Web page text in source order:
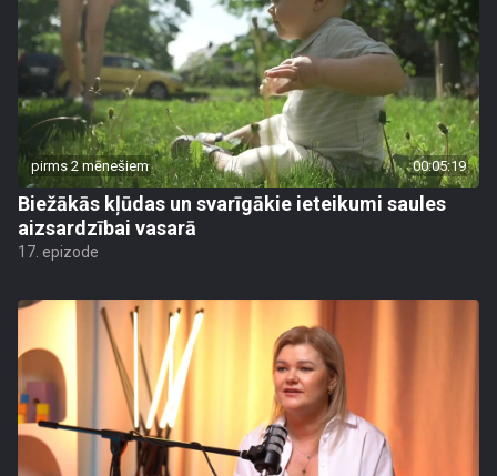
pirms 2 mēnešiem 00:05:19
Biežākās kļūdas un svarīgākie ieteikumi saules
aizsardzībai vasarā
17. epizode